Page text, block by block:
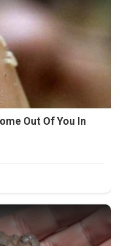
Out Of You In